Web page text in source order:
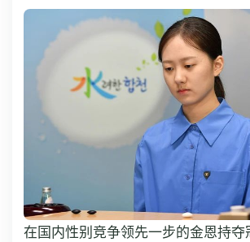
在国内性别竞争领先一步的金恩持夺